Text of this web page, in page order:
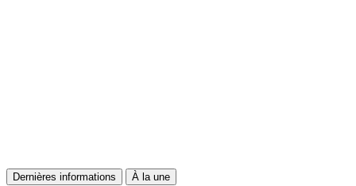
Dernières informations À la une